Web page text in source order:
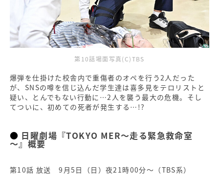
第10話場面写真(C)TBS
爆弾を仕掛けた校舎内で重傷者のオペを行う2人だった
が、SNSの噂を信じ込んだ学生達は喜多見をテロリストと
疑い、とんでもない行動に…2人を襲う最大の危機。そし
てついに、初めての死者が発生する…!?
日曜劇場『TOKYO MER～走る緊急救命室
～』概要
第10話 放送 9月5日（日）夜21時00分～（TBS系）